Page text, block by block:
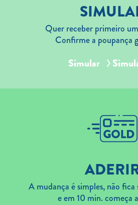
Quer receber primeiro
Confirme a poupança
Simular
A mudança é simples, não
e em 10 min. começa